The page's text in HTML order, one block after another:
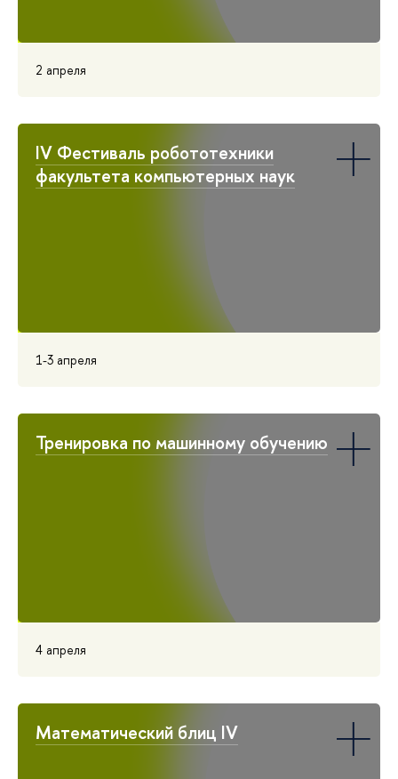
2 апреля
IV Фестиваль робототехники
факультета компьютерных наук
1-3 апреля
Тренировка по машинному обучению
4 апреля
Математический блиц IV